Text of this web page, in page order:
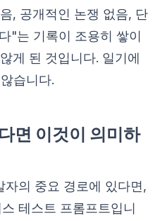
, 공개적인 논쟁 없음, 단
"는 기록이 조용히 쌓이
게 된 것입니다. 일기에
습니다.
면 이것이 의미하
자의 중요 경로에 있다면,
테스트 프롬프트입니